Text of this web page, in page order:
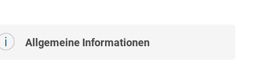
Allgemeine Informationen